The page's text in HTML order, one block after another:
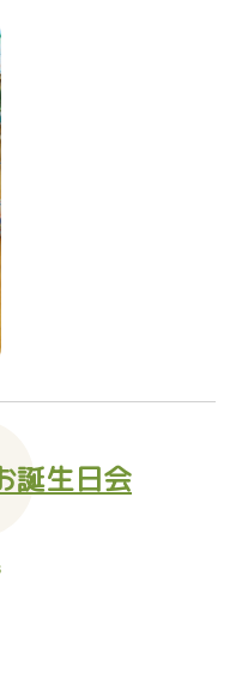
誕生日会